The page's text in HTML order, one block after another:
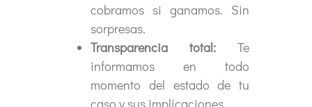
cobramos si ganamos. Sin
sorpresas.
Transparencia total: Te
informamos en todo
momento del estado de tu
caso y sus implicaciones.